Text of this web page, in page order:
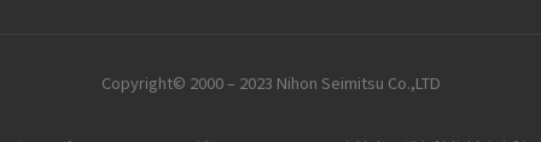
Copyright© 2000 – 2023 Nihon Seimitsu Co.,LTD